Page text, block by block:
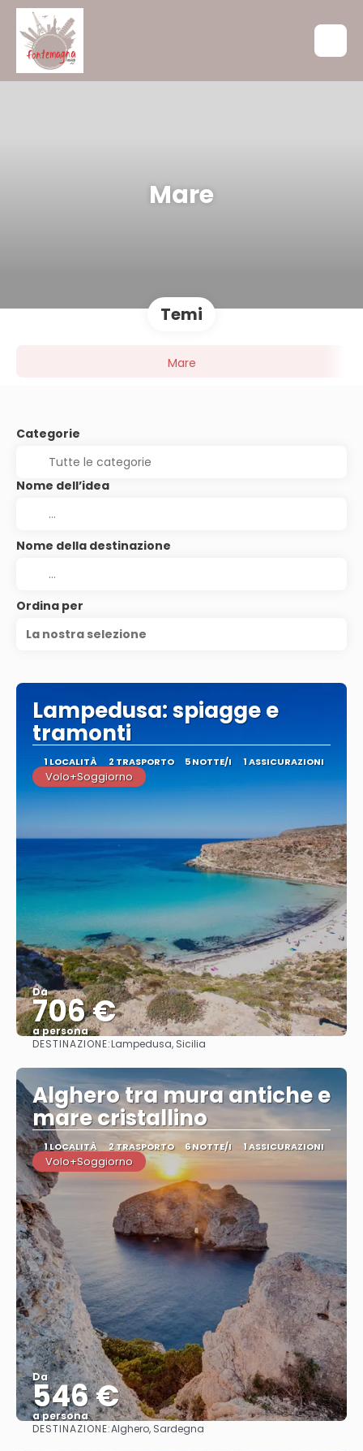
Mare
Temi
Mare
Categorie
Nome dell’idea
Nome della destinazione
Ordina per
La nostra selezione
Lampedusa: spiagge e
tramonti
1 LOCALITÀ 2 TRASPORTO 5 NOTTE/I 1 ASSICURAZIONI
Volo+Soggiorno
Da
706 €
a persona
Vedere
DESTINAZIONE:Lampedusa, Sicilia
Alghero tra mura antiche e
mare cristallino
1 LOCALITÀ 2 TRASPORTO 6 NOTTE/I 1 ASSICURAZIONI
Volo+Soggiorno
Da
546 €
a persona
Vedere
DESTINAZIONE:Alghero, Sardegna